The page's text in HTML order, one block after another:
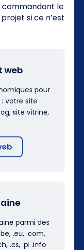
le
si ce n’est
web
pour
votre site
site vitrine,
parmi des
.eu, .com,
.es, .pl .info